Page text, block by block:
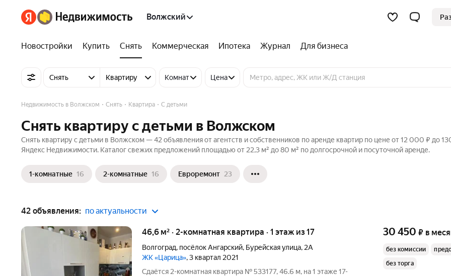
Волжский
Новостройки Купить Снять Коммерческая Ипотека Журнал Для бизнеса
Снять Квартиру Комнат Цена
Недвижимость в Волжском Снять Квартира С детьми
Снять квартиру с детьми в Волжском
Снять квартиру с детьми в Волжском — 42 объявления от агентств и собственников по аренде квартир по цене от 12 000 ₽ до
Яндекс Недвижимости. Каталог свежих предложений площадью от 22,3 м² до 80 м² по долгосрочной и посуточной аренде.
1-комнатные 16 2-комнатные 16 Евроремонт 23
42 объявления: по актуальности
46,6 м² · 2-комнатная квартира · 1 этаж из 17
Волгоград, посёлок Ангарский, Бурейская улица, 2А
ЖК «Царица», 3 квартал 2021
Сдаётся 2-комнатная квартира № 533177, 46.6 м, на 1 этаже 17-
30 450 ₽ в
без комиссии
без торга